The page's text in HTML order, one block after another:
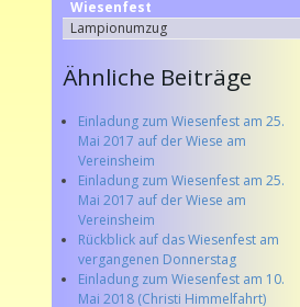
Wiesenfest
Lampionumzug
Ähnliche Beiträge
Einladung zum Wiesenfest am 25.
Mai 2017 auf der Wiese am
Vereinsheim
Einladung zum Wiesenfest am 25.
Mai 2017 auf der Wiese am
Vereinsheim
Rückblick auf das Wiesenfest am
vergangenen Donnerstag
Einladung zum Wiesenfest am 10.
Mai 2018 (Christi Himmelfahrt)